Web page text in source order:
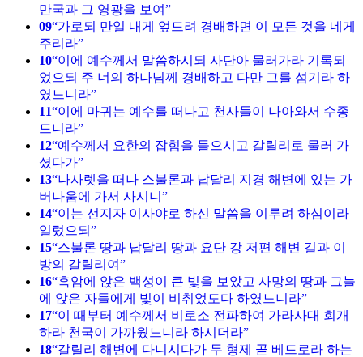
만국과 그 영광을 보여
09 가로되 만일 내게 엎드려 경배하면 이 모든 것을 네게
주리라
10 이에 예수께서 말씀하시되 사단아 물러가라 기록되
었으되 주 너의 하나님께 경배하고 다만 그를 섬기라 하
였느니라
11 이에 마귀는 예수를 떠나고 천사들이 나아와서 수종
드니라
12 예수께서 요한의 잡힘을 들으시고 갈릴리로 물러 가
셨다가
13 나사렛을 떠나 스불론과 납달리 지경 해변에 있는 가
버나움에 가서 사시니
14 이는 선지자 이사야로 하신 말씀을 이루려 하심이라
일렀으되
15 스불론 땅과 납달리 땅과 요단 강 저편 해변 길과 이
방의 갈릴리여
16 흑암에 앉은 백성이 큰 빛을 보았고 사망의 땅과 그늘
에 앉은 자들에게 빛이 비취었도다 하였느니라
17 이 때부터 예수께서 비로소 전파하여 가라사대 회개
하라 천국이 가까웠느니라 하시더라
18 갈릴리 해변에 다니시다가 두 형제 곧 베드로라 하는